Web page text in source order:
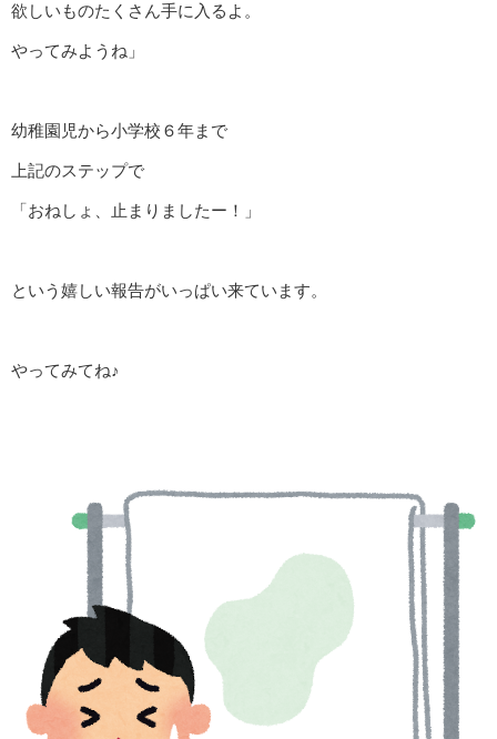
欲しいものたくさん手に入るよ。
やってみようね」
幼稚園児から小学校６年まで
上記のステップで
「おねしょ、止まりましたー！」
という嬉しい報告がいっぱい来ています。
やってみてね♪